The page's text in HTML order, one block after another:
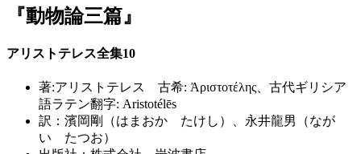
『動物論三篇』
アリストテレス全集10
著:アリストテレス 古希: Ἀριστοτέλης、古代ギリシア
語ラテン翻字: Aristotélēs
訳：濱岡剛（はまおか たけし）、永井龍男（なが
い たつお）